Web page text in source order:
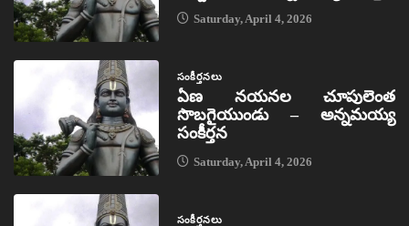
Saturday, April 4, 2026
సంకీర్తనలు
ఏణ నయనల చూపులెంత
సొబగైయుండు – అన్నమయ్య
సంకీర్తన
Saturday, April 4, 2026
సంకీర్తనలు